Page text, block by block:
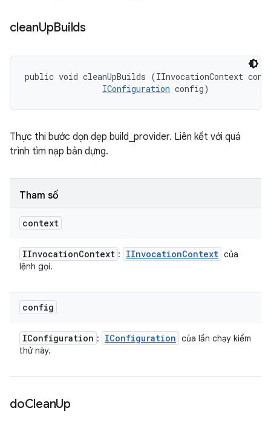
cleanUpBuilds
public void cleanUpBuilds (IInvocationContext
IConfiguration config)
Thực thi bước dọn dẹp build_provider. Liên kết với quá
trình tìm nạp bản dựng.
Tham số
context
IInvocationContext : IInvocationContext của
lệnh gọi.
config
IConfiguration : IConfiguration của lần chạy kiểm
thử này.
doCleanUp